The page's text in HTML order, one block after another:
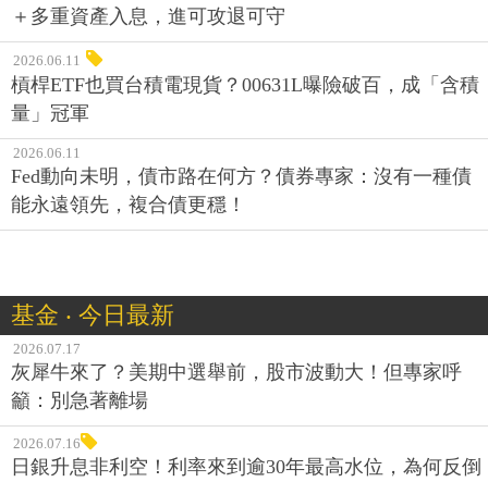
＋多重資產入息，進可攻退可守
2026.06.11
槓桿ETF也買台積電現貨？00631L曝險破百，成「含積
量」冠軍
2026.06.11
Fed動向未明，債市路在何方？債券專家：沒有一種債
能永遠領先，複合債更穩！
基金 ‧ 今日最新
2026.07.17
灰犀牛來了？美期中選舉前，股市波動大！但專家呼
籲：別急著離場
2026.07.16
日銀升息非利空！利率來到逾30年最高水位，為何反倒